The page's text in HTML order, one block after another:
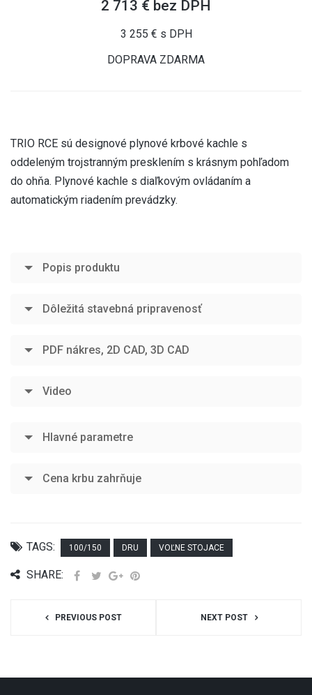
2 713 € bez DPH
3 255 € s DPH
DOPRAVA ZDARMA
TRIO RCE sú designové plynové krbové kachle s
oddeleným trojstranným presklením s krásnym pohľadom
do ohňa. Plynové kachle s diaľkovým ovládaním a
automatickým riadením prevádzky.
Popis produktu
Dôležitá stavebná pripravenosť
PDF nákres, 2D CAD, 3D CAD
Video
Hlavné parametre
Cena krbu zahrňuje
TAGS: 100/150 DRU VOĽNE STOJACE
SHARE:
PREVIOUS POST NEXT POST